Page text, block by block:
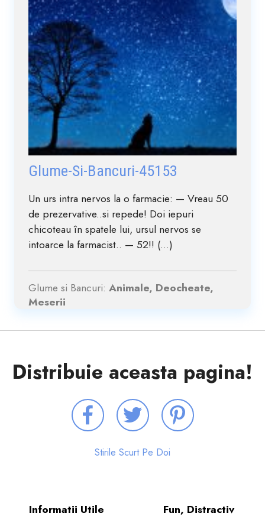
Glume-Si-Bancuri-45153
Un urs intra nervos la o farmacie: — Vreau 50
de prezervative..si repede! Doi iepuri
chicoteau în spatele lui, ursul nervos se
intoarce la farmacist.. — 52!! (...)
Glume si Bancuri: Animale, Deocheate,
Meserii
Distribuie aceasta pagina!
Stirile Scurt Pe Doi
Informatii Utile Fun, Distractiv